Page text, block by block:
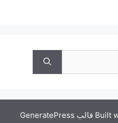
قالب GeneratePress